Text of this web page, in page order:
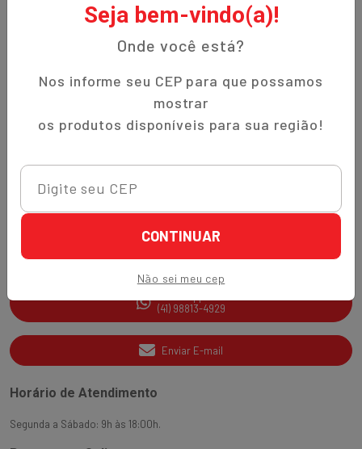
Seja bem-vindo(a)!
Onde você está?
Nos informe seu CEP para que possamos
mostrar
os produtos disponíveis para sua região!
CONTINUAR
Não sei meu cep
Termos de Uso
Política de Privacidade
Trocas e Devoluções
Nippon-Aji App
Ajuda e Suporte
SAC
(41) 3538-2177
(41) 98813-4929
Enviar E-mail
Horário de Atendimento
Segunda a Sábado: 9h às 18:00h.